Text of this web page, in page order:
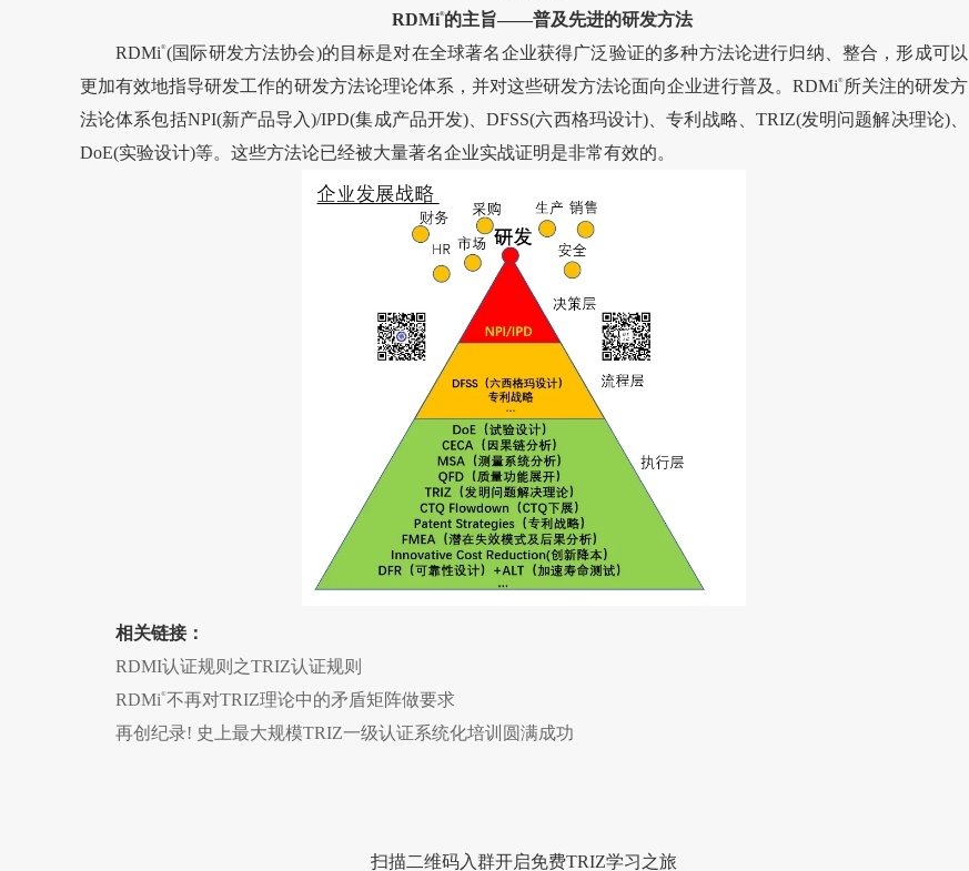
RDMi®的主旨——普及先进的研发方法
RDMi®(国际研发方法协会)的目标是对在全球著名企业获得广泛验证的多种方法论进行归纳、整合，形成可以
更加有效地指导研发工作的研发方法论理论体系，并对这些研发方法论面向企业进行普及。RDMi®所关注的研发方
法论体系包括NPI(新产品导入)/IPD(集成产品开发)、DFSS(六西格玛设计)、专利战略、TRIZ(发明问题解决理论)、
DoE(实验设计)等。这些方法论已经被大量著名企业实战证明是非常有效的。
相关链接：
RDMI认证规则之TRIZ认证规则
RDMi®不再对TRIZ理论中的矛盾矩阵做要求
再创纪录! 史上最大规模TRIZ一级认证系统化培训圆满成功
扫描二维码入群开启免费TRIZ学习之旅